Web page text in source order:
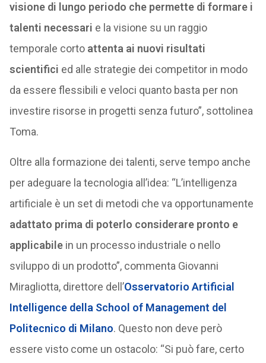
visione di lungo periodo che permette di formare i
talenti necessari e la visione su un raggio
temporale corto attenta ai nuovi risultati
scientifici ed alle strategie dei competitor in modo
da essere flessibili e veloci quanto basta per non
investire risorse in progetti senza futuro”, sottolinea
Toma.
Oltre alla formazione dei talenti, serve tempo anche
per adeguare la tecnologia all’idea: “L’intelligenza
artificiale è un set di metodi che va opportunamente
adattato prima di poterlo considerare pronto e
applicabilein un processo industriale o nello
sviluppo di un prodotto”, commenta Giovanni
Miragliotta, direttore dell’Osservatorio Artificial
Intelligence della School of Management del
Politecnico di Milano. Questo non deve però
essere visto come un ostacolo: “Si può fare, certo